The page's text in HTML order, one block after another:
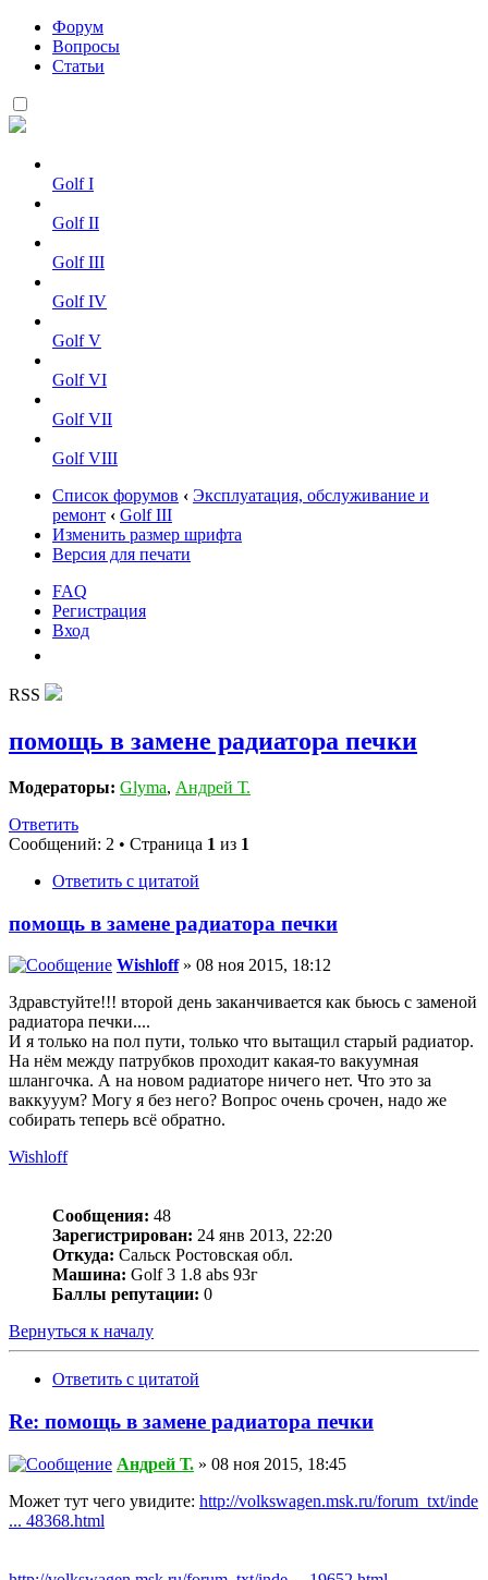
Форум
Вопросы
Статьи
Golf I
Golf II
Golf III
Golf IV
Golf V
Golf VI
Golf VII
Golf VIII
Список форумов ‹ Эксплуатация, обслуживание и
ремонт ‹ Golf III
Изменить размер шрифта
Версия для печати
FAQ
Регистрация
Вход
RSS
помощь в замене радиатора печки
Модераторы: Glyma, Андрей Т.
Ответить
Сообщений: 2 • Страница 1 из 1
Ответить с цитатой
помощь в замене радиатора печки
Wishloff» 08 ноя 2015, 18:12
Здравстуйте!!! второй день заканчивается как бьюсь с заменой
радиатора печки....
И я только на пол пути, только что вытащил старый радиатор.
На нём между патрубков проходит какая-то вакуумная
шлангочка. А на новом радиаторе ничего нет. Что это за
ваккууум? Могу я без него? Вопрос очень срочен, надо же
собирать теперь всё обратно.
Wishloff
Сообщения: 48
Зарегистрирован: 24 янв 2013, 22:20
Откуда: Сальск Ростовская обл.
Машина: Golf 3 1.8 abs 93г
Баллы репутации: 0
Вернуться к началу
Ответить с цитатой
Re: помощь в замене радиатора печки
Андрей Т. » 08 ноя 2015, 18:45
Может тут чего увидите: http://volkswagen.msk.ru/forum_txt/inde
... 48368.html